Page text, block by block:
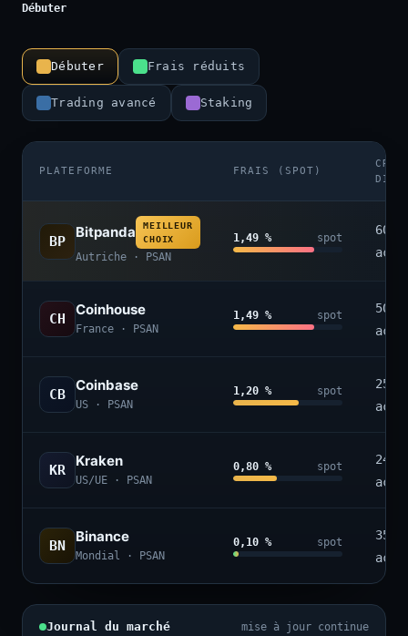
Débuter
Débuter Frais réduits
Trading avancé Staking
PLATEFORME FRAIS (SPOT)
BP
Bitpanda
MEILLEUR
CHOIX
Autriche · PSAN
1,49 % spot
600+
CH
Coinhouse
France · PSAN
1,49 % spot
50+
CB
Coinbase
US · PSAN
1,20 % spot
250+
KR
Kraken
US/UE · PSAN
0,80 % spot
240+
BN
Binance
Mondial · PSAN
0,10 % spot
350+
Journal du marché mise à jour continue